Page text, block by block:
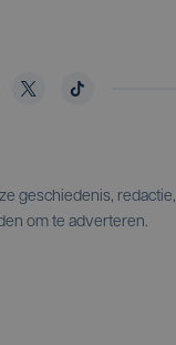
geschiedenis, redactie,
om te adverteren.